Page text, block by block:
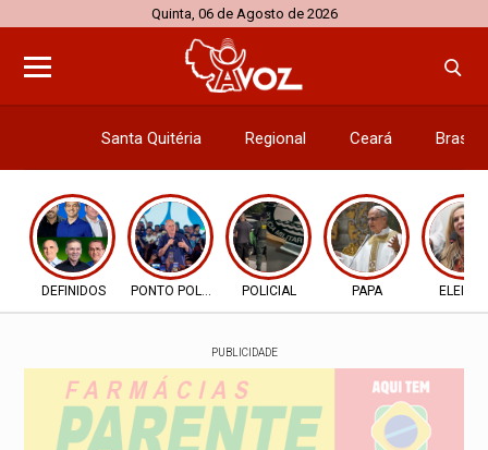
Quinta, 06 de Agosto de 2026
Santa Quitéria Regional Ceará Brasil
DEFINIDOS PONTO POLÍTICO POLICIAL PAPA
PUBLICIDADE